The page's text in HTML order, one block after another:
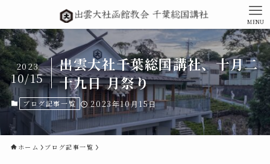
MENU
出雲大社千葉総国講社、十月二
十九日 月祭り
2023
10/15
ブログ記事一覧 2023年10月15日
ホーム ブログ記事一覧